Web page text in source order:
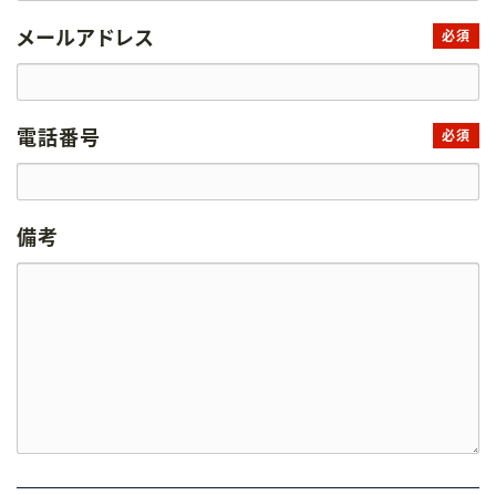
メールアドレス 必須
電話番号 必須
備考